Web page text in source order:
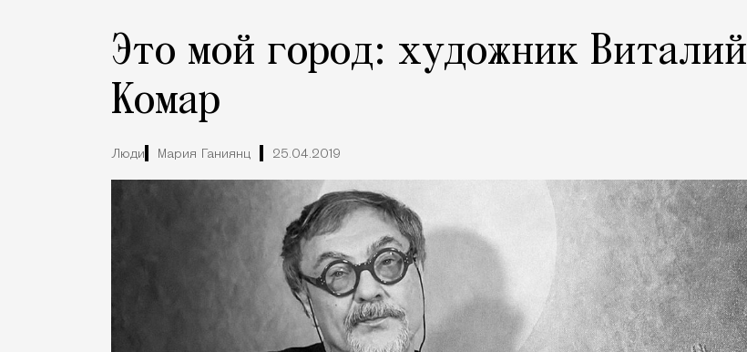
Это мой город: художник Виталий
Комар
Люди Мария Ганиянц 25.04.2019